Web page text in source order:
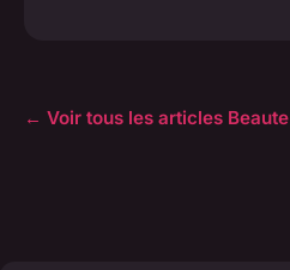
← Voir tous les articles Beaute